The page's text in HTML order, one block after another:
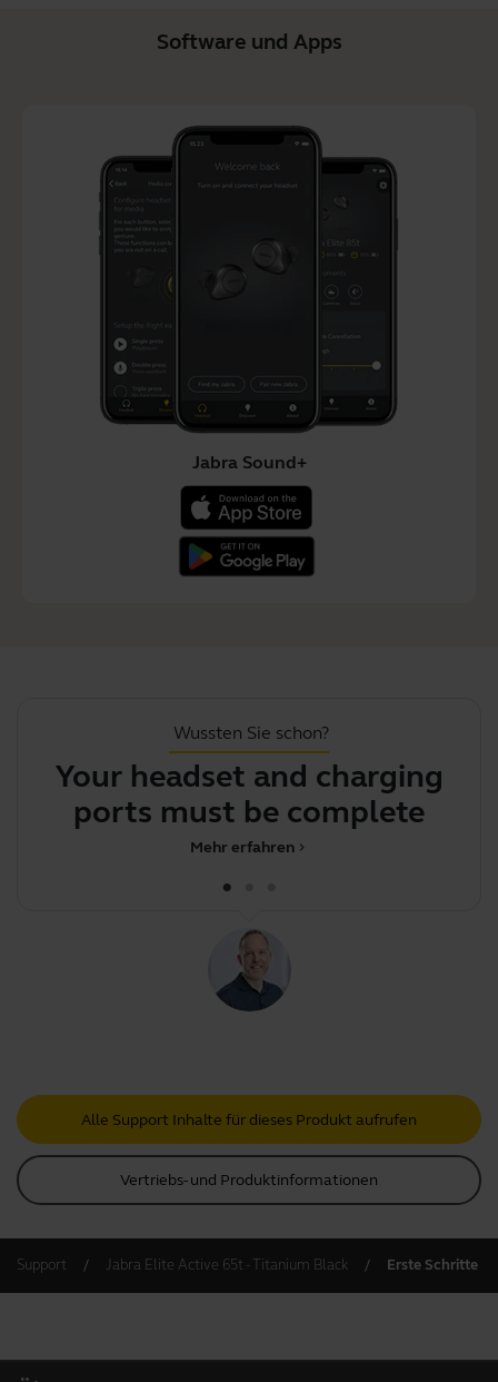
Software und Apps
Jabra Sound+
Wussten Sie schon?
Your headset and charging
ports must be completely
dry be
Mehr erfahren
Alle Support Inhalte für dieses Produkt aufrufen